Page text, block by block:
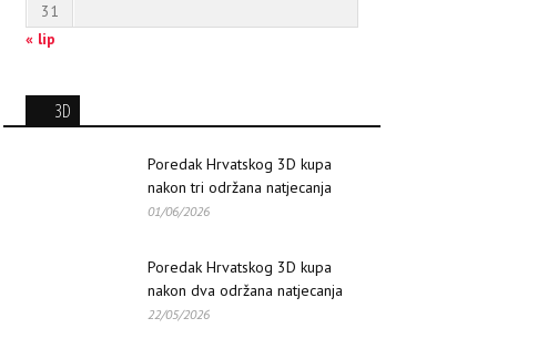
31
« lip
3D
Poredak Hrvatskog 3D kupa
nakon tri održana natjecanja
01/06/2026
Poredak Hrvatskog 3D kupa
nakon dva održana natjecanja
22/05/2026